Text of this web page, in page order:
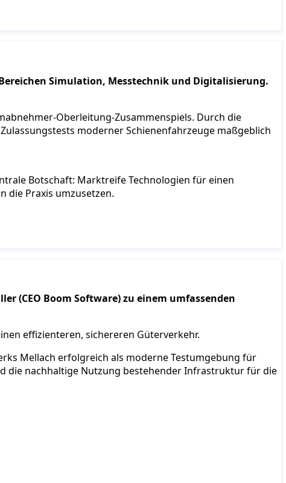
Simulation, Messtechnik und Digitalisierung.
Oberleitung-Zusammenspiels. Durch die
moderner Schienenfahrzeuge maßgeblich
Botschaft: Marktreife Technologien für einen
die Praxis umzusetzen.
(CEO Boom Software) zu einem umfassenden
effizienteren, sichereren Güterverkehr.
Mellach erfolgreich als moderne Testumgebung für
die nachhaltige Nutzung bestehender Infrastruktur für die